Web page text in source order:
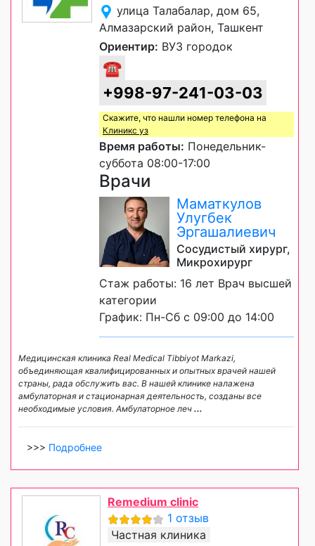
улица Талабалар, дом 65,
Алмазарский район, Ташкент
Ориентир: ВУЗ городок
☎
+998-97-241-03-03
Скажите, что нашли номер телефона на
Клиникс уз
Время работы: Понедельник-
суббота 08:00-17:00
Врачи
Маматкулов
Улугбек
Эргашалиевич
Сосудистый хирург,
Микрохирург
Стаж работы: 16 лет Врач высшей
категории
График: Пн-Сб с 09:00 до 14:00
Медицинская клиника Real Medical Tibbiyot Markazi,
объединяющая квалифицированных и опытных врачей нашей
страны, рада обслужить вас. В нашей клинике налажена
амбулаторная и стационарная деятельность, созданы все
необходимые условия. Амбулаторное леч ...
>>> Подробнее
Remedium clinic
1 отзыв
Частная клиника